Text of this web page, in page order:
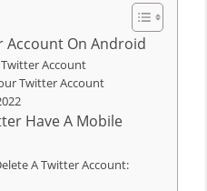
Account On Android
Account
Twitter Account
Have A Mobile
A Twitter Account: